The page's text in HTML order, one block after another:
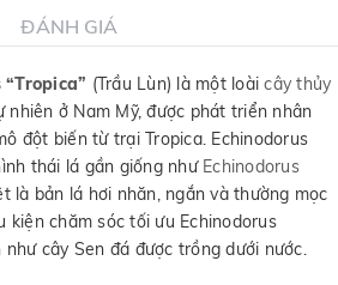
ĐÁNH GIÁ
(Trầu Lùn) là một loàicây thủy
nhiên ở Nam Mỹ, được phát triển nhân
đột biến từ trại Tropica. Echinodorus
thái lá gần giống như Echinodorus
là bản lá hơi nhăn, ngắn và thường mọc
kiện chăm sóc tối ưu Echinodorus
cây Sen đá được trồng dưới nước.